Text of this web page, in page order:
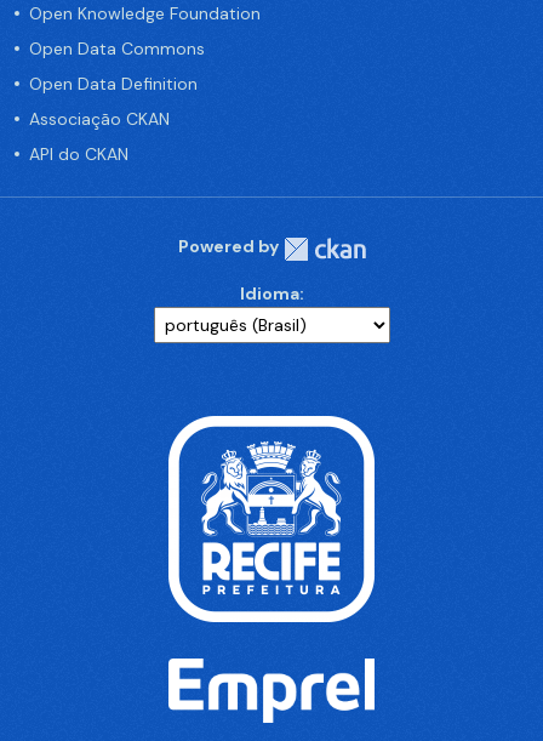
Open Knowledge Foundation
Open Data Commons
Open Data Definition
Associação CKAN
API do CKAN
Powered by
Idioma